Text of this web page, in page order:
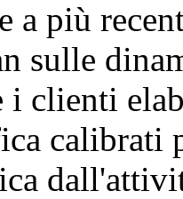
a più
sulle
i clienti
calibrati